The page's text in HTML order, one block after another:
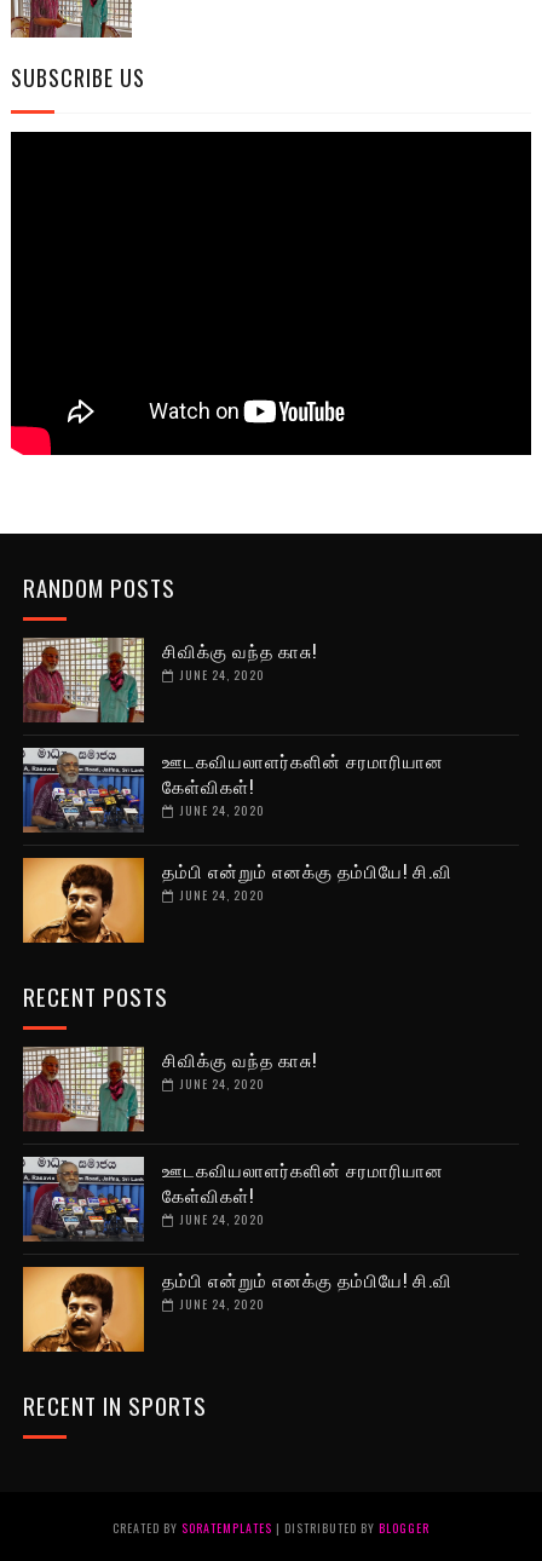
SUBSCRIBE US
RANDOM POSTS
சிவிக்கு வந்த காசு!
JUNE 24, 2020
ஊடகவியலாளர்களின் சரமாரியான
கேள்விகள்!
JUNE 24, 2020
தம்பி என்றும் எனக்கு தம்பியே! சி.வி
JUNE 24, 2020
RECENT POSTS
சிவிக்கு வந்த காசு!
JUNE 24, 2020
ஊடகவியலாளர்களின் சரமாரியான
கேள்விகள்!
JUNE 24, 2020
தம்பி என்றும் எனக்கு தம்பியே! சி.வி
JUNE 24, 2020
RECENT IN SPORTS
CREATED BY SORATEMPLATES | DISTRIBUTED BY BLOGGER